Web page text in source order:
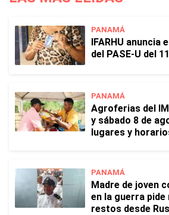
PANAMÁ
IFARHU
del PASE-U del
PANAMÁ
Agroferias del
y sábado 8 de
lugares y
PANAMÁ
Madre de joven
en la guerra
restos desde